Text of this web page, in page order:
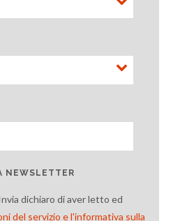
NEWSLETTER
dichiaro di aver letto ed
del servizio e l'informativa sulla